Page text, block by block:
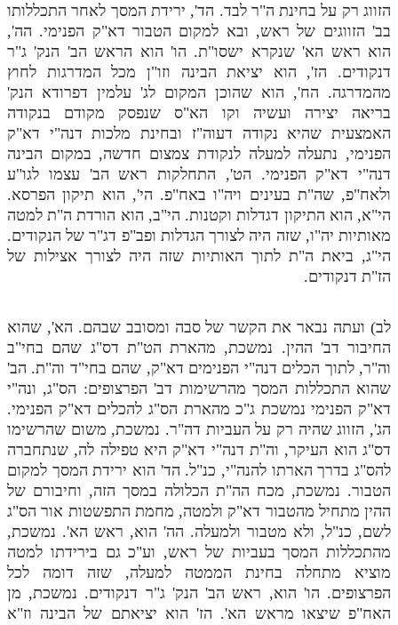
תלמוד עשר הספירות חלק ד
תלמוד עשר הספירות חלק ו
תלמוד עשר הספירות חלק ז
תלמוד עשר הספירות חלק ח
תלמוד עשר הספירות חלק ט
תלמוד עשר הספירות חלק י
תלמוד עשר הספירות חלק יא
תלמוד עשר הספירות חלק יב
תלמוד עשר הספירות חלק יד
תלמוד עשר הספירות חלק טו
תלמוד עשר הספירות חלק טז
בית שער הכוונות
אודות האתר
אודות האתר
בעל הסולם
אתר הבית
לאתר ספר הרב
הזווג רק על בחינת ה"ר לבד. הד', ירידת המסך לאחר התכללותו
בב' הזווגים של ראש, ובא למקום הטבור דא"ק הפנימי. הה',
הוא ראש הא' שנקרא ישסו"ת. הו' הוא הראש הב' הנק' ג"ר
דנקודים. הז', הוא יציאת הבינה וזו"ן מכל המדרגות לחוץ
מהמדרגה. הח', הוא שהוכן המקום לג' עלמין דפרודא הנק'
בריאה יצירה ועשיה וקו הא"ס שנפסק מקודם בנקודה
האמצעית שהיא נקודה דעוה"ז ובחינת מלכות דנה"י דא"ק
הפנימי, נתעלה למעלה לנקודת צמצום חדשה, במקום הבינה
דנה"י דא"ק הפנימי. הט', התחלקות ראש הב' עצמו לגו"ע
ולאח"פ, שה"ת בעינים ויה"ו באח"פ. הי', הוא תיקון הפרסא.
הי"א, הוא התיקון דגדלות וקטנות. הי"ב, הוא הורדת ה"ת למטה
מאותיות יה"ו, שזה היה לצורך הגדלות ופב"פ דג"ר של הנקודים.
הי"ג, ביאת ה"ת לתוך האותיות שזה היה לצורך אצילות של
הז"ת דנקודים.
לב) ועתה נבאר את הקשר של סבה ומסובב שבהם. הא', שהוא
החיבור דב' ההין. נמשכת, מהארת הט"ת דס"ג שהם בחי"ב
וה"ר, לתוך הכלים דנה"י הפנימים דא"ק, שהם בחי"ד וה"ת. הב'
שהוא התכללות המסך מהרשימות דב' הפרצופים: הס"ג, ונה"י
דא"ק הפנימי נמשכת ג"כ מהארת הס"ג להכלים דא"ק הפנימי.
הג', הזווג שהיה רק על העביות דה"ר. נמשכת, משום שהרשימו
דס"ג הוא העיקר, וה"ת דנה"י דא"ק היא טפילה לה, שנתחברה
להס"ג בדרך הארתו להנה"י, כנ"ל. הד' הוא ירידת המסך למקום
הטבור. נמשכת, מכח הה"ת הכלולה במסך הזה, וחיבורם של
ההין מתחיל מהטבור דא"ק ולמטה, מחמת התפשטות אור הס"ג
לשם, כנ"ל, ולא מטבור ולמעלה. הה' הוא, ראש הא'. נמשכת,
מהתכללות המסך בעביות של ראש, וע"כ גם בירידתו למטה
מוציא מתחלה בחינת הממטה למעלה, שזה דומה לכל
הפרצופים. הו' הוא, ראש הב' הנק' ג"ר דנקודים. נמשכת, מן
האח"פ שיצאו מראש הא'. הז' הוא יציאתם של הבינה וז"א